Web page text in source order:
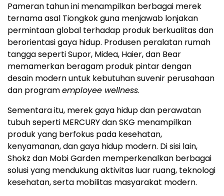
Pameran tahun ini menampilkan berbagai merek
ternama asal Tiongkok guna menjawab lonjakan
permintaan global terhadap produk berkualitas dan
berorientasi gaya hidup. Produsen peralatan rumah
tangga seperti Supor, Midea, Haier, dan Bear
memamerkan beragam produk pintar dengan
desain modern untuk kebutuhan suvenir perusahaan
dan programemployee wellness.
Sementara itu, merek gaya hidup dan perawatan
tubuh seperti MERCURY dan SKG menampilkan
produk yang berfokus pada kesehatan,
kenyamanan, dan gaya hidup modern. Di sisi lain,
Shokz dan Mobi Garden memperkenalkan berbagai
solusi yang mendukung aktivitas luar ruang, teknologi
kesehatan, serta mobilitas masyarakat modern.